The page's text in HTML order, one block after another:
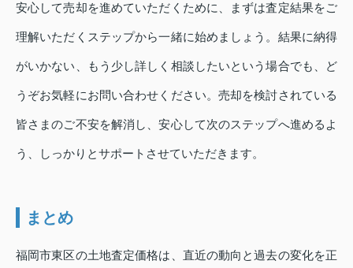
安心して売却を進めていただくために、まずは査定結果をご
理解いただくステップから一緒に始めましょう。結果に納得
がいかない、もう少し詳しく相談したいという場合でも、ど
うぞお気軽にお問い合わせください。売却を検討されている
皆さまのご不安を解消し、安心して次のステップへ進めるよ
う、しっかりとサポートさせていただきます。
まとめ
福岡市東区の土地査定価格は、直近の動向と過去の変化を正